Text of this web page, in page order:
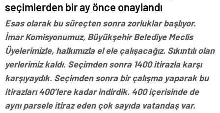
seçimlerden bir ay önce onaylandı
Esas olarak bu süreçten sonra zorluklar başlıyor.
İmar Komisyonumuz, Büyükşehir Belediye Meclis
Üyelerimizle, halkımızla el ele çalışacağız. Sıkıntılı olan
yerlerimiz kaldı. Seçimden sonra 1400 itirazla karşı
karşıyaydık. Seçimden sonra bir çalışma yaparak bu
itirazları 400’lere kadar indirdik. 400 içerisinde de
aynı parsele itiraz eden çok sayıda vatandaş var.